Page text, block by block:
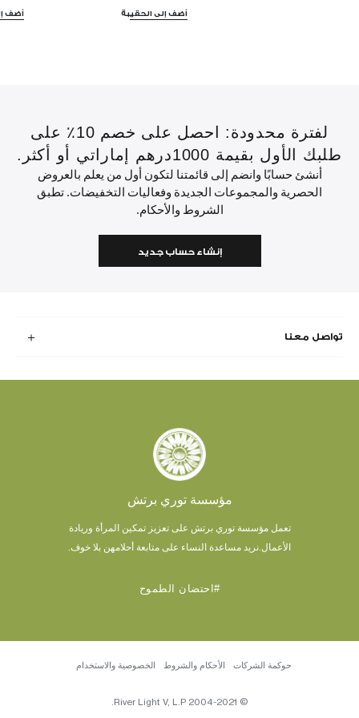
أضف إلى الحقيبة أضف
لفترة محدودة: احصل على خصم 10٪ على
طلبك الأول بقيمة 1000درهم إماراتي أو أكثر.
أنشئ حسابًا وانضم إلى قائمتنا لتكون أول من يعلم بالعروض
الحصرية والمجموعات الجديدة وفعاليات التخفيضات. تطبق
الشروط والأحكام.
إنشاء حساب جديد
تواصل معنا
مؤسسة توري برتش
تعمل مؤسسة توري برتش على تعزيز تمكين المرأة وريادة
الأعمال. نريد مساعدة النساء على متابعة أحلامهن بلا خوف.
#احتضان الطموح
© 2004-2021 River Light V, L.P.
حوكمة الشركات الأحكام والشروط الخصوصية والاستخدام